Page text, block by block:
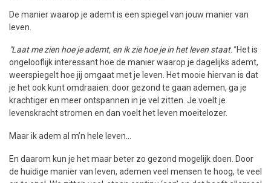
De manier waarop je ademt is een spiegel van jouw manier van
leven.
"Laat me zien hoe je ademt, en ik zie hoe je in het leven staat."Het is
ongelooflijk interessant hoe de manier waarop je dagelijks ademt,
weerspiegelt hoe jij omgaat met je leven. Het mooie hiervan is dat
je het ook kunt omdraaien: door gezond te gaan ademen, ga je
krachtiger en meer ontspannen in je vel zitten. Je voelt je
levenskracht stromen en dan voelt het leven moeitelozer.
Maar ik adem al m’n hele leven…
En daarom kun je het maar beter zo gezond mogelijk doen. Door
de huidige manier van leven, ademen veel mensen te hoog, te veel